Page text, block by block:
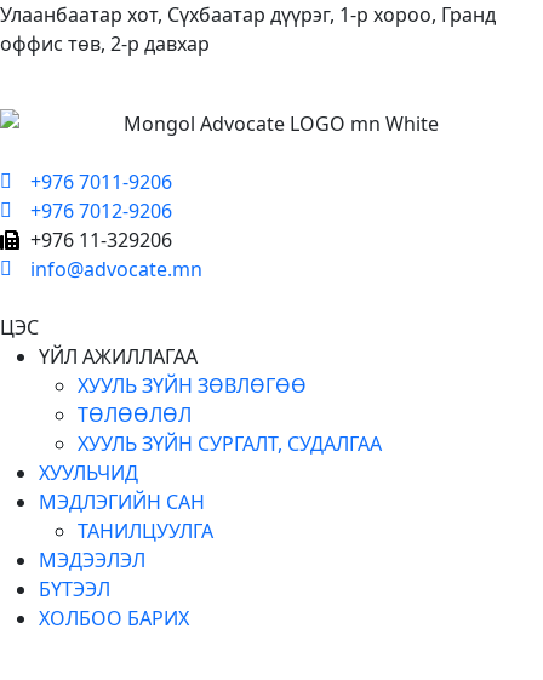
Улаанбаатар хот, Сүхбаатар дүүрэг, 1-р хороо, Гранд
оффис төв, 2-р давхар
+976 7011-9206
+976 7012-9206
+976 11-329206
info@advocate.mn
ЦЭС
ҮЙЛ АЖИЛЛАГАА
ХУУЛЬ ЗҮЙН ЗӨВЛӨГӨӨ
ТӨЛӨӨЛӨЛ
ХУУЛЬ ЗҮЙН СУРГАЛТ, СУДАЛГАА
ХУУЛЬЧИД
МЭДЛЭГИЙН САН
ТАНИЛЦУУЛГА
МЭДЭЭЛЭЛ
БҮТЭЭЛ
ХОЛБОО БАРИХ